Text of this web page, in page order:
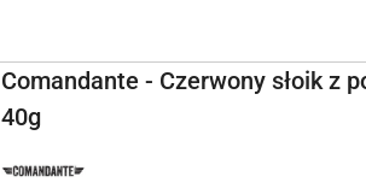
Comandante - Czerwony słoik z
40g
NAZWA
PRODUCENTA: